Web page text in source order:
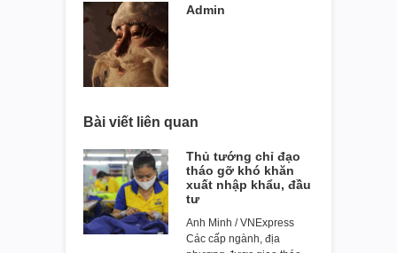
Admin
Bài viết liên quan
Thủ tướng chỉ đạo
tháo gỡ khó khăn
xuất nhập khẩu, đầu
tư
Anh Minh / VNExpress
Các cấp ngành, địa